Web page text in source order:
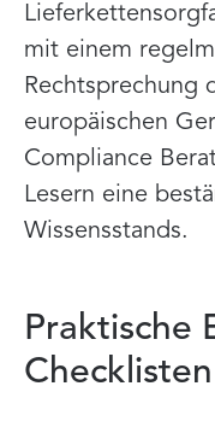
mit einem
Rechtsprechung
europäischen
Compliance
Lesern eine
Wissensstands.
Praktische
Checklisten